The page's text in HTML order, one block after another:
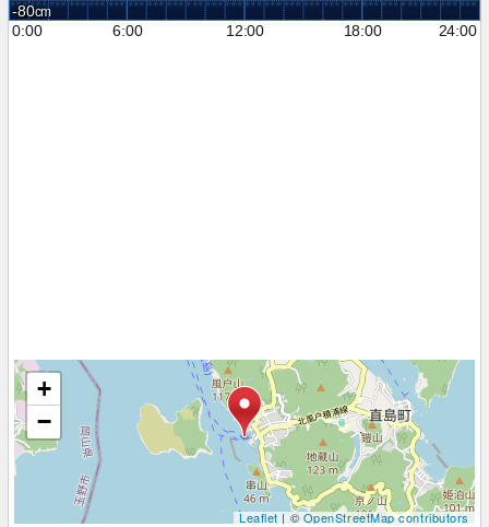
-80
0:00
6:00 12:00 18:00 24:00
+
−
Leaflet| ©OpenStreetMap contributors